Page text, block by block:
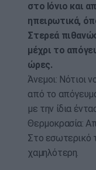
στο Ιόνιο και
ηπειρωτικά,
Στερεά
μέχρι το
ώρες.
Άνεμοι: Νότιοι
από το
με την ίδια
Θερμοκρασία:
Στο εσωτερικό
χαμηλότερη.